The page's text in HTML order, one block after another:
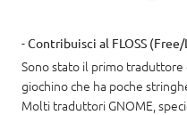
-Contribuisci al FLOSS
Sono stato il primo traduttore
giochino che ha poche
Molti traduttori GNOME,